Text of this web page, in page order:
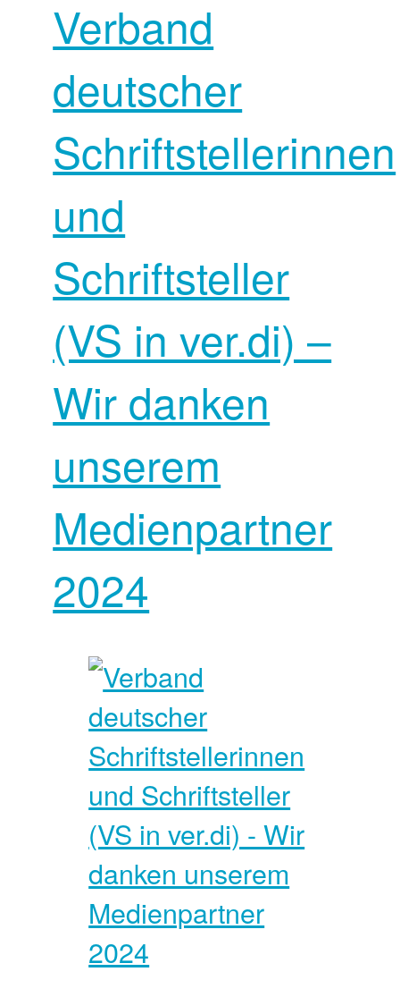
Verband
deutscher
Schriftstellerinnen
und
Schriftsteller
(VS in ver.di) –
Wir danken
unserem
Medienpartner
2024